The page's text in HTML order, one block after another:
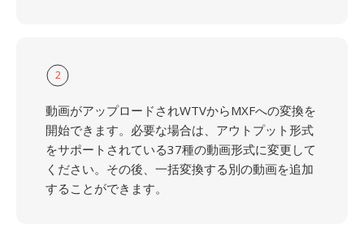
2
動画がアップロードされWTVからMXFへの変換を
開始できます。必要な場合は、アウトプット形式
をサポートされている37種の動画形式に変更して
ください。その後、一括変換する別の動画を追加
することができます。